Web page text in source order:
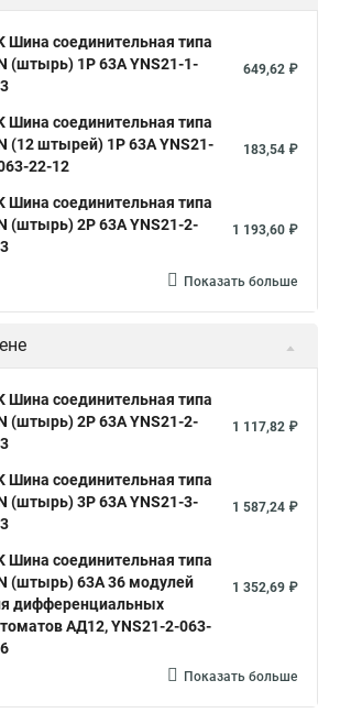
Шина соединительная типа
(штырь) 1Р 63А YNS21-1-
649,62 ₽
Шина соединительная типа
(12 штырей) 1Р 63А YNS21-
22-12
183,54 ₽
Шина соединительная типа
(штырь) 2Р 63А YNS21-2-
1 193,60 ₽
Показать больше
Шина соединительная типа
(штырь) 2Р 63А YNS21-2-
1 117,82 ₽
Шина соединительная типа
(штырь) 3Р 63А YNS21-3-
1 587,24 ₽
Шина соединительная типа
(штырь) 63A 36 модулей
дифференциальных
АД12, YNS21-2-063-
1 352,69 ₽
Показать больше